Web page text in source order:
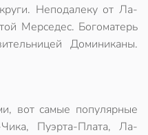
Неподалеку от Ла-
Мерседес. Богоматерь
Доминиканы.
вот самые популярные
Пуэрта-Плата, Ла-